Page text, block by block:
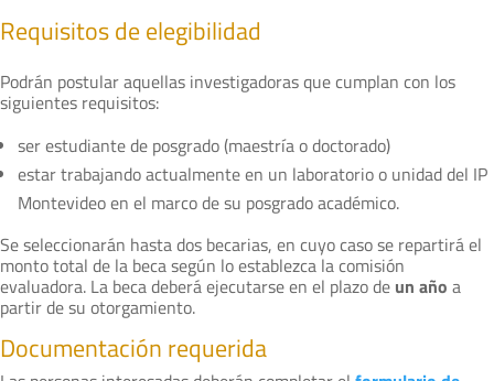
Requisitos de elegibilidad
Podrán postular aquellas investigadoras que cumplan con los
siguientes requisitos:
ser estudiante de posgrado (maestría o doctorado)
estar trabajando actualmente en un laboratorio o unidad del IP
Montevideo en el marco de su posgrado académico.
Se seleccionarán hasta dos becarias, en cuyo caso se repartirá el
monto total de la beca según lo establezca la comisión
evaluadora. La beca deberá ejecutarse en el plazo de un año a
partir de su otorgamiento.
Documentación requerida